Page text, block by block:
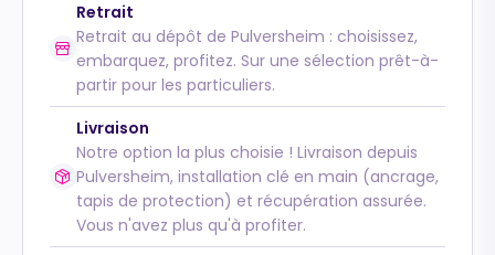
Retrait
Retrait au dépôt de Pulversheim : choisissez,
embarquez, profitez. Sur une sélection prêt-à-
partir pour les particuliers.
Livraison
Notre option la plus choisie ! Livraison depuis
Pulversheim, installation clé en main (ancrage,
tapis de protection) et récupération assurée.
Vous n'avez plus qu'à profiter.